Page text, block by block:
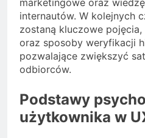
marketingowe oraz
internautów. W kolejnych
zostaną kluczowe
oraz sposoby weryfikacji
pozwalające zwiększyć
odbiorców.
Podstawy
użytkownika w